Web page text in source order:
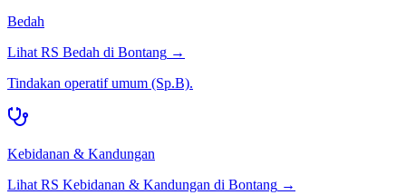
Bedah
Lihat RS Bedah di Bontang →
Tindakan operatif umum (Sp.B).
Kebidanan & Kandungan
Lihat RS Kebidanan & Kandungan di Bontang →